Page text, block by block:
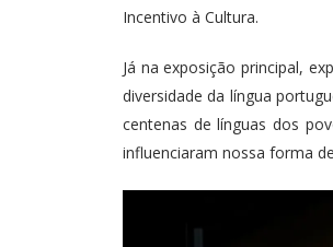
Incentivo à Cultura.
Já na exposição principal,
diversidade da língua
centenas de línguas dos
influenciaram nossa forma